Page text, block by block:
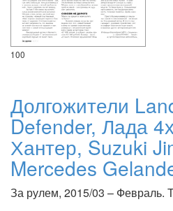
100
Долгожители
Defender, Лада
Хантер, Suzuki
Mercedes
За рулем, 2015/03 – Февраль.